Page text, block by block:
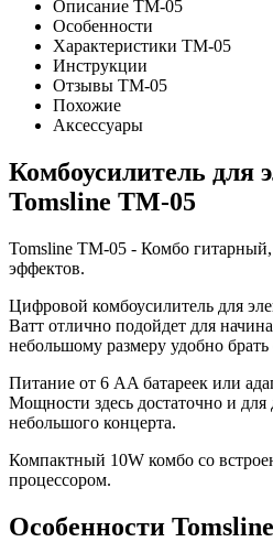
Описание TM-05
Особенности
Характеристики TM-05
Инструкции
Отзывы TM-05
Похожие
Аксессуары
Комбоусилитель для
Tomsline TM-05
Tomsline TM-05 - Комбо
эффектов.
Цифровой комбоусилитель для
Ватт отлично подойдет для
небольшому размеру удобно брать
Питание от 6 AA батареек или
Мощности здесь достаточно и
небольшого концерта.
Компактный 10W комбо со
процессором.
Особенности